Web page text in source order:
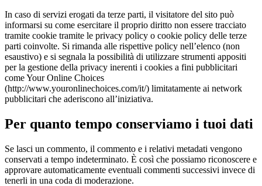
In caso di servizi erogati da terze parti, il visitatore del sito può
informarsi su come esercitare il proprio diritto non essere tracciato
tramite cookie tramite le privacy policy o cookie policy delle terze
parti coinvolte. Si rimanda alle rispettive policy nell’elenco (non
esaustivo) e si segnala la possibilità di utilizzare strumenti appositi
per la gestione della privacy inerenti i cookies a fini pubblicitari
come Your Online Choices
(http://www.youronlinechoices.com/it/) limitatamente ai network
pubblicitari che aderiscono all’iniziativa.
Per quanto tempo conserviamo i tuoi dati
Se lasci un commento, il commento e i relativi metadati vengono
conservati a tempo indeterminato. È così che possiamo riconoscere e
approvare automaticamente eventuali commenti successivi invece di
tenerli in una coda di moderazione.